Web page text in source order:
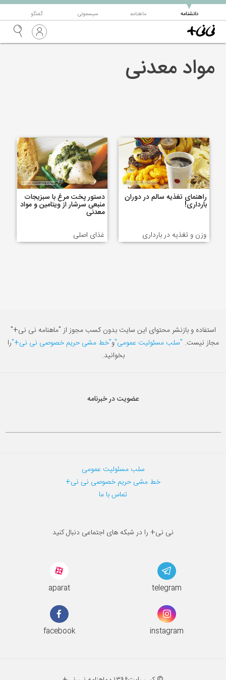
دانشنامه
▼ ماهنامه سیسمونی گفتگو
مواد معدنی
راهنمای تغذیه سالم در دوران
بارداری!
وزن و تغذیه در بارداری
دستور پخت مرغ با سبزیجات
منبعی سرشار از ویتامین و مواد
معدنی
غذای اصلی
استفاده و بازنشر محتوای این سایت بدون کسب مجوز از "ماهنامه نی نی+"
مجاز نیست. "سلب مسئولیت عمومی"و"خط مشی حریم خصوصی نی نی+"را
بخوانید.
عضویت در خبرنامه
سلب مسئولیت عمومی
خط مشی حریم خصوصی نی نی+
تماس با ما
نی نی+ را در شبکه های اجتماعی دنبال کنید
aparat telegram
facebook instagram